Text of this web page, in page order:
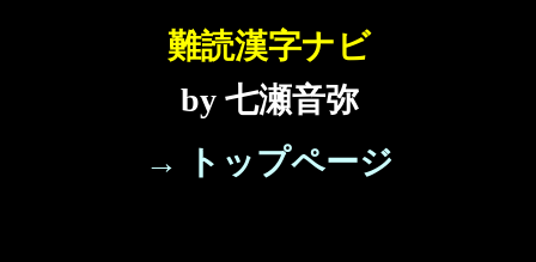
難読漢字ナビ
by 七瀬音弥
→ トップページ